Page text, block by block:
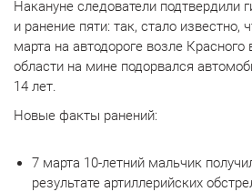
Накануне следователи подтвердили
и ранение пяти: так, стало
марта на автодороге возле Красного
области на мине подорвался
14 лет.
Новые факты ранений:
7 марта 10-летний мальчик
результате артиллерийских